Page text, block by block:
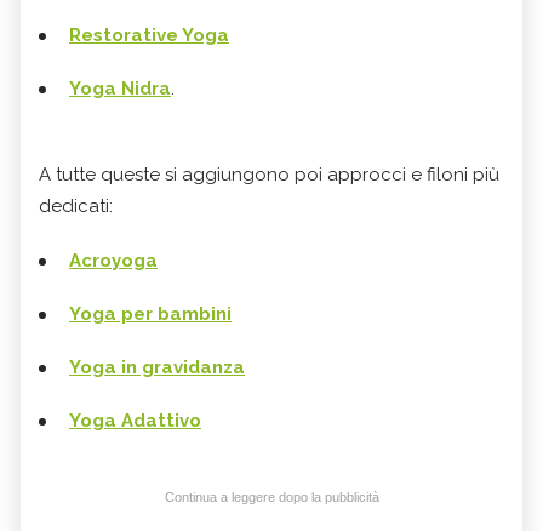
Restorative Yoga
Yoga Nidra.
A tutte queste si aggiungono poi approcci e filoni più
dedicati:
Acroyoga
Yoga per bambini
Yoga in gravidanza
Yoga Adattivo
Continua a leggere dopo la pubblicità